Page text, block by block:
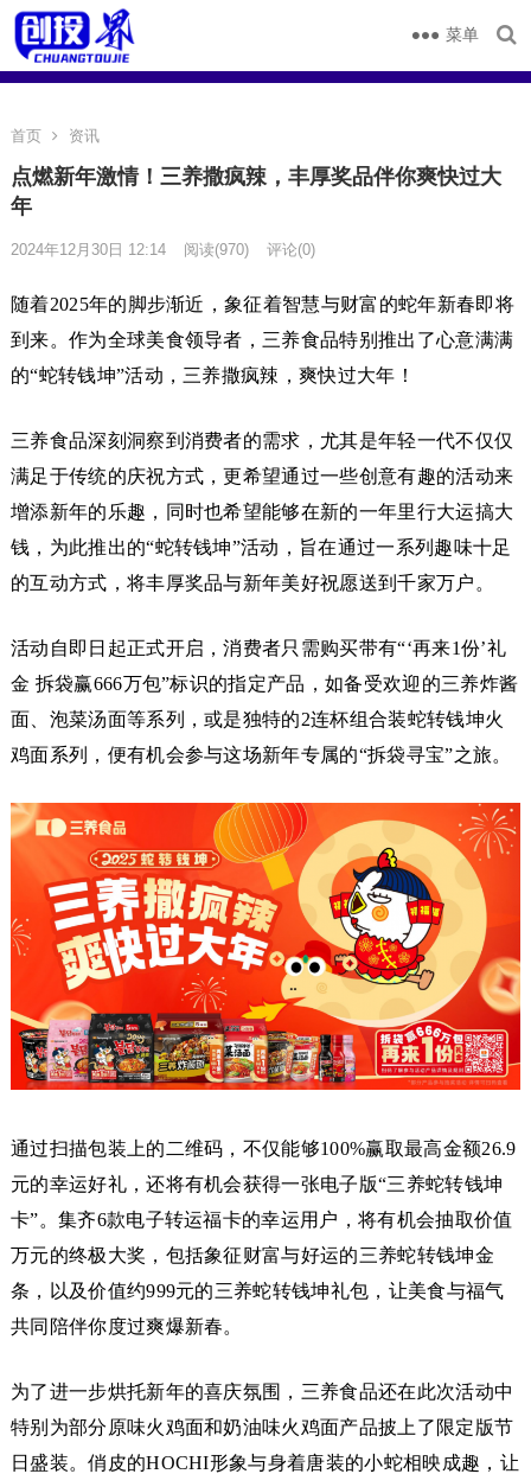
菜单
首页 资讯
点燃新年激情！三养撒疯辣，丰厚奖品伴你爽快过大
年
2024年12月30日 12:14 阅读(970) 评论(0)
随着2025年的脚步渐近，象征着智慧与财富的蛇年新春即将
到来。作为全球美食领导者，三养食品特别推出了心意满满
的“蛇转钱坤”活动，三养撒疯辣，爽快过大年！
三养食品深刻洞察到消费者的需求，尤其是年轻一代不仅仅
满足于传统的庆祝方式，更希望通过一些创意有趣的活动来
增添新年的乐趣，同时也希望能够在新的一年里行大运搞大
钱，为此推出的“蛇转钱坤”活动，旨在通过一系列趣味十足
的互动方式，将丰厚奖品与新年美好祝愿送到千家万户。
活动自即日起正式开启，消费者只需购买带有“‘再来1份’礼
金 拆袋赢666万包”标识的指定产品，如备受欢迎的三养炸酱
面、泡菜汤面等系列，或是独特的2连杯组合装蛇转钱坤火
鸡面系列，便有机会参与这场新年专属的“拆袋寻宝”之旅。
通过扫描包装上的二维码，不仅能够100%赢取最高金额26.9
元的幸运好礼，还将有机会获得一张电子版“三养蛇转钱坤
卡”。集齐6款电子转运福卡的幸运用户，将有机会抽取价值
万元的终极大奖，包括象征财富与好运的三养蛇转钱坤金
条，以及价值约999元的三养蛇转钱坤礼包，让美食与福气
共同陪伴你度过爽爆新春。
为了进一步烘托新年的喜庆氛围，三养食品还在此次活动中
特别为部分原味火鸡面和奶油味火鸡面产品披上了限定版节
日盛装。俏皮的HOCHI形象与身着唐装的小蛇相映成趣，让